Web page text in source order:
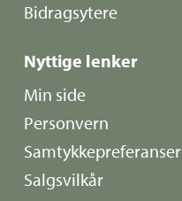
Bidragsytere
Nyttige lenker
Min side
Personvern
Samtykkepreferanser
Salgsvilkår